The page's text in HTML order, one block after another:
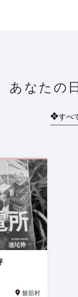
あなたの
❖すべ
飯舘村